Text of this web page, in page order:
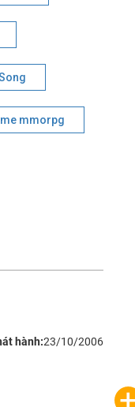
mmorpg
hành:23/10/2006